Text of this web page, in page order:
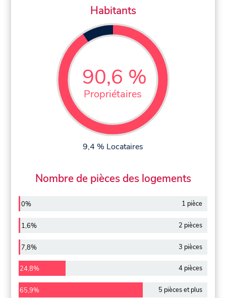
Habitants
90,6 %
Propriétaires
9,4 % Locataires
Nombre de pièces des logements
0% 1 pièce
1,6% 2 pièces
7,8% 3 pièces
24,8% 4 pièces
65,9% 5 pièces et plus